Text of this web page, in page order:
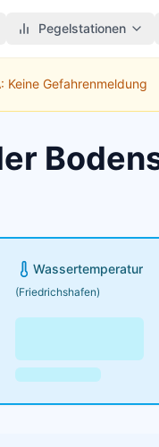
Pegelstationen
Keine Gefahrenmeldung
Wassertemperatur
(Friedrichshafen)